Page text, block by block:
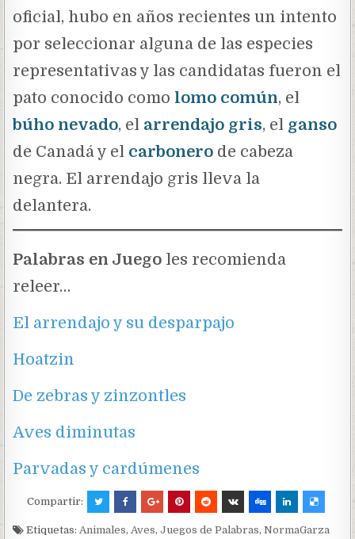
oficial, hubo en años recientes un intento
por seleccionar alguna de las especies
representativas y las candidatas fueron el
pato conocido como lomo común, el
búho nevado, el arrendajo gris, el ganso
de Canadá y el carbonero de cabeza
negra. El arrendajo gris lleva la
delantera.
Palabras en Juego les recomienda
releer…
El arrendajo y su desparpajo
Hoatzin
De zebras y zinzontles
Aves diminutas
Parvadas y cardúmenes
Compartir:
Etiquetas:Animales,Aves,Juegos de Palabras,NormaGarza